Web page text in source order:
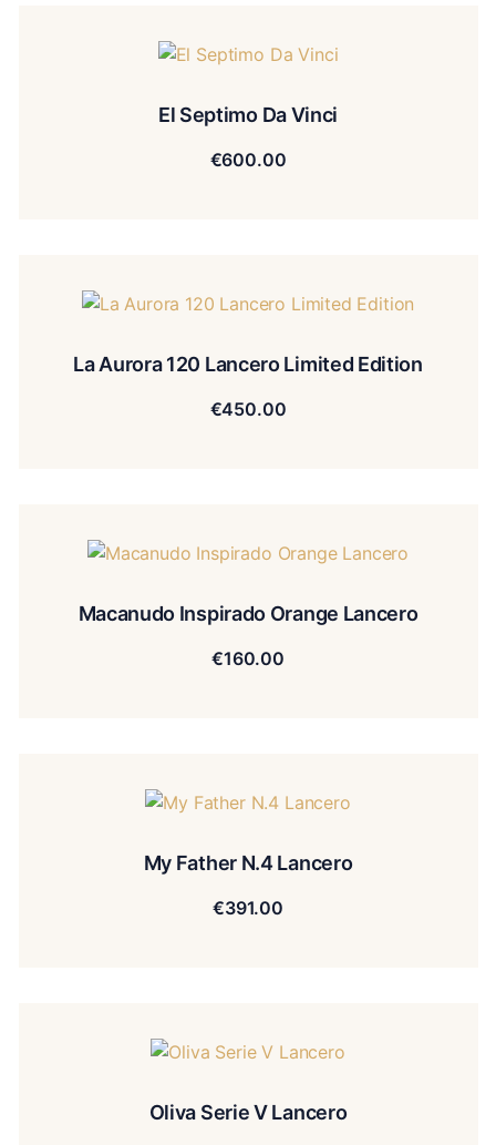
El Septimo Da Vinci
€600.00
La Aurora 120 Lancero Limited Edition
€450.00
Macanudo Inspirado Orange Lancero
€160.00
My Father N.4 Lancero
€391.00
Oliva Serie V Lancero